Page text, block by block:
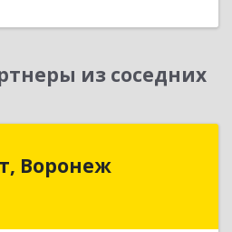
из соседних
Воронеж
Бит, Воронеж
обл, Воронеж г, 20-летия